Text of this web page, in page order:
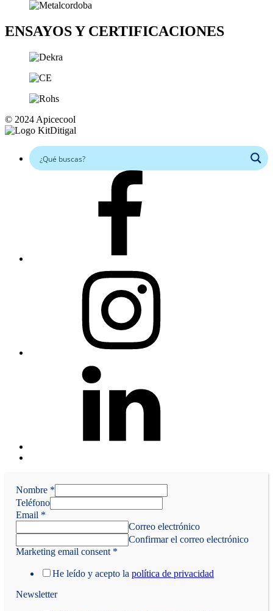
ENSAYOS Y CERTIFICACIONES
© 2024 Apicecool
↑
Nombre *
Teléfono
Email *
Correo electrónico
Confirmar el correo electrónico
Marketing email consent *
He leído y acepto la política de privacidad
Newsletter